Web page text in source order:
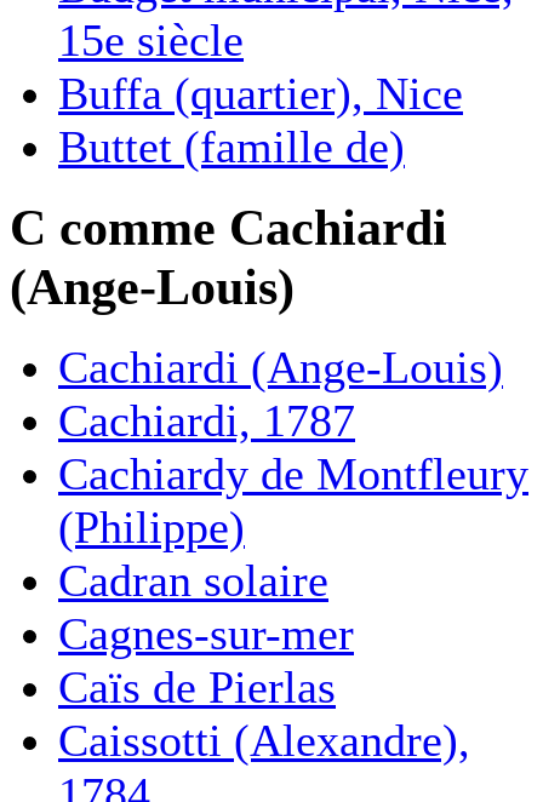
15e siècle
Buffa (quartier), Nice
Buttet (famille de)
C comme Cachiardi
(Ange-Louis)
Cachiardi (Ange-Louis)
Cachiardi, 1787
Cachiardy de Montfleury
(Philippe)
Cadran solaire
Cagnes-sur-mer
Caïs de Pierlas
Caissotti (Alexandre),